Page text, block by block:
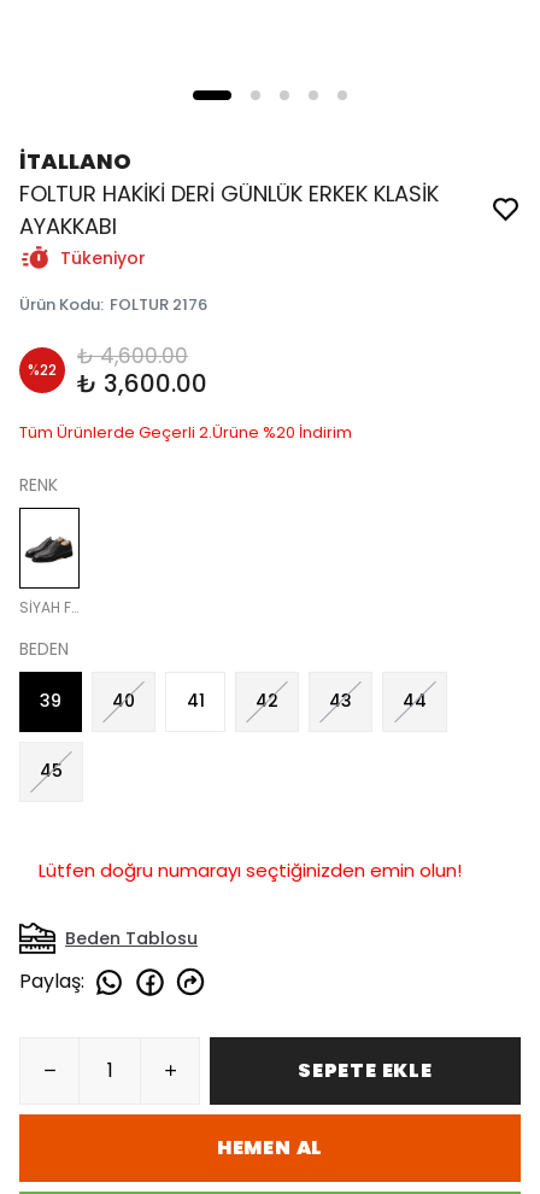
İTALLANO
FOLTUR HAKİKİ DERİ GÜNLÜK ERKEK KLASİK
AYAKKABI
Tükeniyor
Ürün Kodu: FOLTUR 2176
%22 ₺ 4,600.00
₺ 3,600.00
Tüm Ürünlerde Geçerli 2.Ürüne %20 İndirim
RENK
SİYAH FLOTUR
BEDEN
39 40 41 42 43 44
45
Lütfen doğru numarayı seçtiğinizden emin olun!
Beden Tablosu
Paylaş:
SEPETE EKLE
HEMEN AL